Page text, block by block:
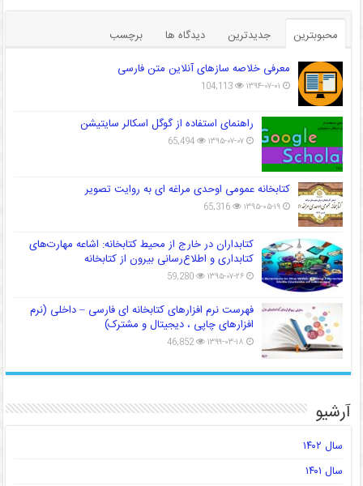
محبوبترین جدیدترین دیدگاه ها
برچسب
معرفی خلاصه سازهای آنلاین متن فارسی
۱۳۹۴-۰۷-۰۱ 104,113
راهنمای استفاده از گوگل اسکالر سایتیشن
۱۳۹۵-۰۷-۰۷ 65,494
کتابخانه عمومی اوحدی مراغه ای به روایت تصویر
۱۳۹۵-۰۵-۱۹ 65,316
کتابداران در خارج از محیط کتابخانه: اشاعه مهارت‌های
کتابداری و اطلاع‌رسانی بیرون از کتابخانه
۱۳۹۵-۰۷-۲۶ 59,280
فهرست نرم افزارهای کتابخانه ای فارسی – داخلی (نرم
افزارهای چاپی ، دیجیتال و مشترک)
۱۳۹۹-۰۳-۱۸ 46,852
آرشیو
سال ۱۴۰۲
سال ۱۴۰۱